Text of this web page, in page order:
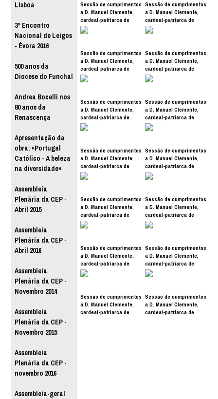
Lisboa
3º Encontro
Nacional de Leigos
- Évora 2016
500 anos da
Diocese do Funchal
Andrea Bocelli nos
80 anos da
Renascença
Apresentação da
obra: «Portugal
Católico - A beleza
na diversidade»
Assembleia
Plenária da CEP -
Abril 2015
Assembleia
Plenária da CEP -
Abril 2016
Assembleia
Plenária da CEP -
Novembro 2014
Assembleia
Plenária da CEP -
Novembro 2015
Assembleia
Plenária da CEP -
novembro 2016
Assembleia-geral
Sessão de cumprimentos
a D. Manuel Clemente,
cardeal-patriarca de
Lisboa
Sessão de cumprimentos
a D. Manuel Clemente,
cardeal-patriarca de
Lisboa
Sessão de cumprimentos
a D. Manuel Clemente,
cardeal-patriarca de
Lisboa
Sessão de cumprimentos
a D. Manuel Clemente,
cardeal-patriarca de
Lisboa
Sessão de cumprimentos
a D. Manuel Clemente,
cardeal-patriarca de
Lisboa
Sessão de cumprimentos
a D. Manuel Clemente,
cardeal-patriarca de
Lisboa
Sessão de cumprimentos
a D. Manuel Clemente,
cardeal-patriarca de
Lisboa
Sessão de cumprimentos
a D. Manuel Clemente,
cardeal-patriarca de
Lisboa
Sessão de cumprimentos
a D. Manuel Clemente,
cardeal-patriarca de
Lisboa
Sessão de cumprimentos
a D. Manuel Clemente,
cardeal-patriarca de
Lisboa
Sessão de cumprimentos
a D. Manuel Clemente,
cardeal-patriarca de
Lisboa
Sessão de cumprimentos
a D. Manuel Clemente,
cardeal-patriarca de
Lisboa
Sessão de cumprimentos
a D. Manuel Clemente,
cardeal-patriarca de
Sessão de cumprimentos
a D. Manuel Clemente,
cardeal-patriarca de